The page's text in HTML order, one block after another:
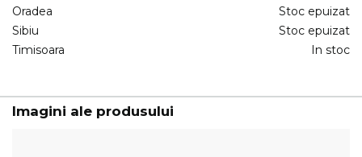
Oradea
Stoc epuizat
Sibiu
Stoc epuizat
Timisoara
In stoc
Imagini ale produsului